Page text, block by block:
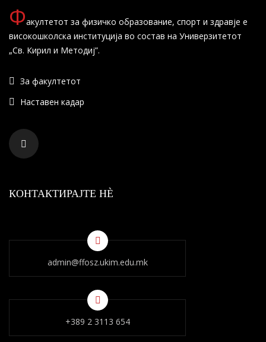
Факултетот за физичко образование, спорт и здравје е
високошколска институција во состав на Универзитетот
„Св. Кирил и Методиј”.
За факултетот
Наставен кадар
КОНТАКТИРАЈТЕ НÈ
admin@ffosz.ukim.edu.mk
+389 2 3113 654